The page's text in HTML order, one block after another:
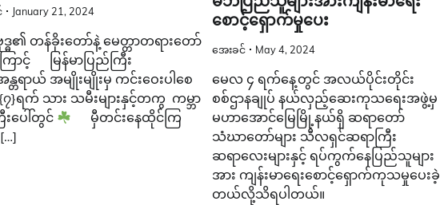
January 21, 2024
ဒ္ဓ၏ တန်ခိုးတော်နဲ့ မေတ္တာတရားတော်
ြောင့် မြန်မာပြည်ကြီး
တရာယ် အမျိုးမျိုးမှ ကင်းဝေးပါစေ
{၇}ရက် သား သမီးများနှင့်တကွ ကမ္ဘာ
းပေါ်တွင်
မှီတင်းနေထိုင်ကြ
စောင့်ရှောက်မှုပေး
အေးခင် May 4, 2024
မေလ ၄ ရက်နေ့တွင် အလယ်ပိုင်းတိုင်း
စစ်ဌာနချုပ် နယ်လှည့်ဆေးကုသရေးအဖွဲ့မှ
မဟာအောင်မြေမြို့နယ်ရှိ ဆရာတော်
သံဃာတော်များ သီလရှင်ဆရာကြီး
ဆရာလေးများနှင့် ရပ်ကွက်နေပြည်သူများ
အား ကျန်းမာရေးစောင့်ရှောက်ကုသမှုပေးခဲ့
တယ်လို့သိရပါတယ်။